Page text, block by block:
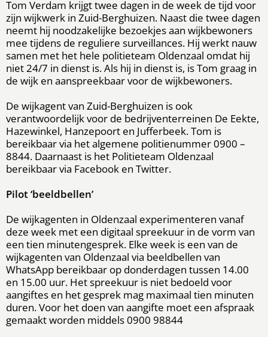
Tom Verdam krijgt twee dagen in de week de tijd voor
zijn wijkwerk in Zuid-Berghuizen. Naast die twee dagen
neemt hij noodzakelijke bezoekjes aan wijkbewoners
mee tijdens de reguliere surveillances. Hij werkt nauw
samen met het hele politieteam Oldenzaal omdat hij
niet 24/7 in dienst is. Als hij in dienst is, is Tom graag in
de wijk en aanspreekbaar voor de wijkbewoners.
De wijkagent van Zuid-Berghuizen is ook
verantwoordelijk voor de bedrijventerreinen De Eekte,
Hazewinkel, Hanzepoort en Jufferbeek. Tom is
bereikbaar via het algemene politienummer 0900 –
8844. Daarnaast is het Politieteam Oldenzaal
bereikbaar via Facebook en Twitter.
Pilot ‘beeldbellen’
De wijkagenten in Oldenzaal experimenteren vanaf
deze week met een digitaal spreekuur in de vorm van
een tien minutengesprek. Elke week is een van de
wijkagenten van Oldenzaal via beeldbellen van
WhatsApp bereikbaar op donderdagen tussen 14.00
en 15.00 uur. Het spreekuur is niet bedoeld voor
aangiftes en het gesprek mag maximaal tien minuten
duren. Voor het doen van aangifte moet een afspraak
gemaakt worden middels 0900 98844